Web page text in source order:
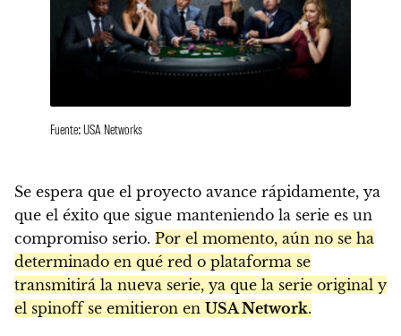
Fuente: USA Networks
Se espera que el proyecto avance rápidamente, ya
que el éxito que sigue manteniendo la serie es un
compromiso serio. Por el momento, aún no se ha
determinado en qué red o plataforma se
transmitirá la nueva serie, ya que la serie original y
el spinoff se emitieron en USA Network.